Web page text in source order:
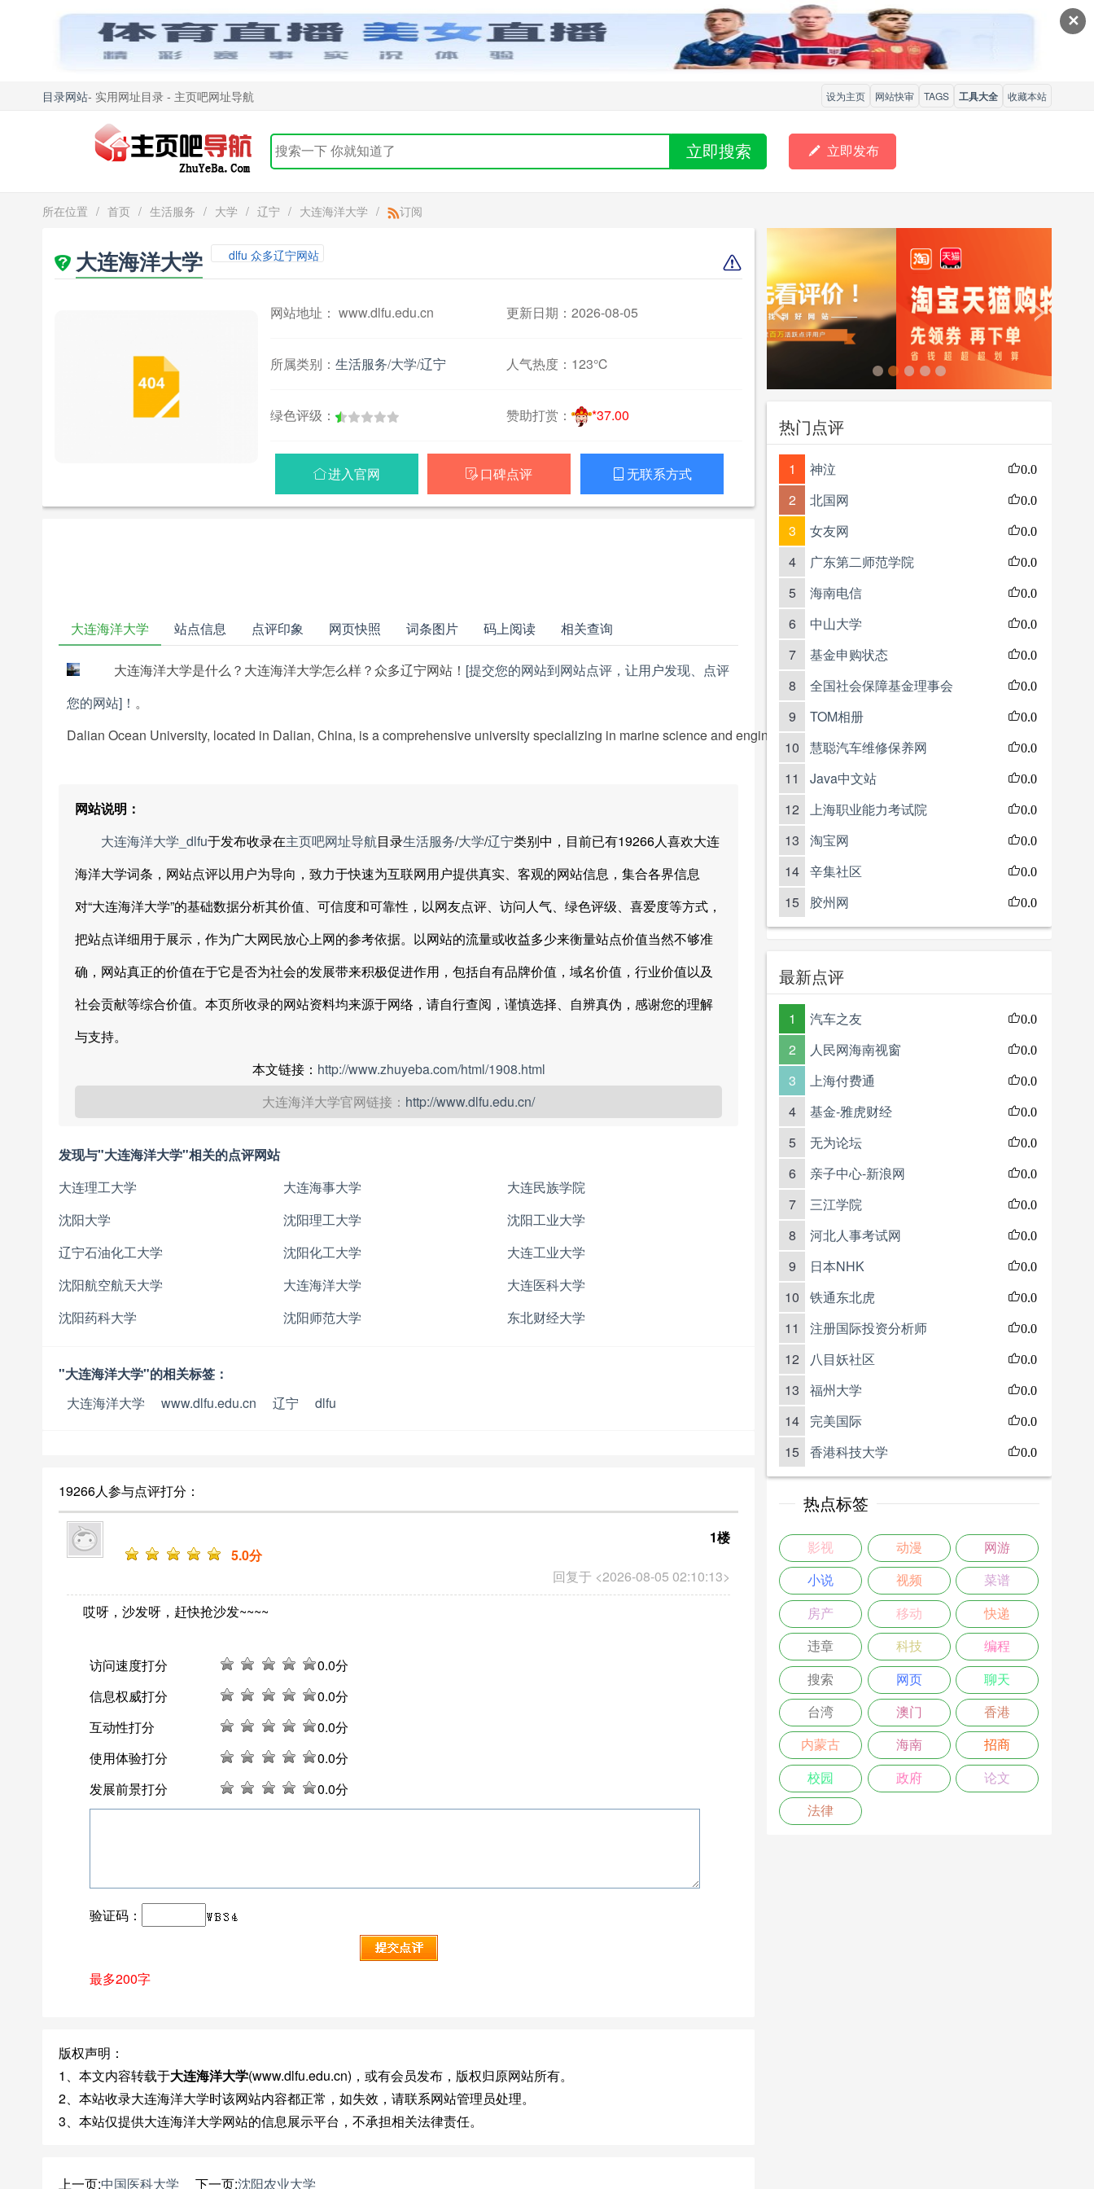
✕
目录网站- 实用网址目录 - 主页吧网址导航 设为主页 网站快审 TAGS 工具大全 收藏本站
立即搜索  立即发布
所在位置 / 首页 / 生活服务 / 大学 / 辽宁 / 大连海洋大学 / 订阅
大连海洋大学 dlfu 众多辽宁网站
网站地址： www.dlfu.edu.cn 更新日期：2026-08-05
所属类别： 生活服务/大学/辽宁 人气热度： 123℃
绿色评级： 赞助打赏： *37.00
进入官网  口碑点评  无联系方式
大连海洋大学 站点信息 点评印象 网页快照 词条图片 码上阅读 相关查询
大连海洋大学是什么？大连海洋大学怎么样？众多辽宁网站！ [提交您的网站到网站点评，让用户发现、点评
您的网站]！ 。
Dalian Ocean University, located in Dalian, China, is a comprehensive university specializing in marine science and engineering. It offers programs in various fields related to
网站说明：
大连海洋大学_dlfu于发布收录在主页吧网址导航目录生活服务/大学/辽宁类别中，目前已有19266人喜欢大连
海洋大学词条，网站点评以用户为导向，致力于快速为互联网用户提供真实、客观的网站信息，集合各界信息
对“大连海洋大学”的基础数据分析其价值、可信度和可靠性，以网友点评、访问人气、绿色评级、喜爱度等方式，
把站点详细用于展示，作为广大网民放心上网的参考依据。以网站的流量或收益多少来衡量站点价值当然不够准
确，网站真正的价值在于它是否为社会的发展带来积极促进作用，包括自有品牌价值，域名价值，行业价值以及
社会贡献等综合价值。本页所收录的网站资料均来源于网络，请自行查阅，谨慎选择、自辨真伪，感谢您的理解
与支持。
本文链接： http://www.zhuyeba.com/html/1908.html
大连海洋大学官网链接： http://www.dlfu.edu.cn/
发现与"大连海洋大学"相关的点评网站
大连理工大学
大连海事大学
大连民族学院
沈阳大学
沈阳理工大学
沈阳工业大学
辽宁石油化工大学
沈阳化工大学
大连工业大学
沈阳航空航天大学
大连海洋大学
大连医科大学
沈阳药科大学
沈阳师范大学 东北财经大学
"大连海洋大学"的相关标签：
大连海洋大学
www.dlfu.edu.cn 辽宁 dlfu
19266人参与点评打分：
回复于 <2026-08-05 02:10:13>
1楼
5.0分
哎呀，沙发呀，赶快抢沙发~~~~
访问速度打分 0.0分
信息权威打分
0.0分
互动性打分
0.0分
使用体验打分
0.0分
发展前景打分
0.0分
验证码：
最多200字
版权声明：
1、本文内容转载于大连海洋大学(www.dlfu.edu.cn)，或有会员发布，版权归原网站所有。
2、本站收录大连海洋大学时该网站内容都正常，如失效，请联系网站管理员处理。
3、本站仅提供大连海洋大学网站的信息展示平台，不承担相关法律责任。
上一页:中国医科大学 下一页:沈阳农业大学
< >
热门点评
1 神泣 0.0
2 北国网 0.0
3 女友网 0.0
4 广东第二师范学院 0.0
5 海南电信 0.0
6 中山大学 0.0
7 基金申购状态 0.0
8 全国社会保障基金理事会 0.0
9 TOM相册 0.0
10 慧聪汽车维修保养网 0.0
11 Java中文站 0.0
12 上海职业能力考试院 0.0
13 淘宝网 0.0
14 辛集社区 0.0
15 胶州网 0.0
最新点评
1 汽车之友 0.0
2 人民网海南视窗 0.0
3 上海付费通 0.0
4 基金-雅虎财经 0.0
5 无为论坛 0.0
6 亲子中心-新浪网 0.0
7 三江学院 0.0
8 河北人事考试网 0.0
9 日本NHK 0.0
10 铁通东北虎 0.0
11 注册国际投资分析师 0.0
12 八目妖社区 0.0
13 福州大学 0.0
14 完美国际 0.0
15 香港科技大学 0.0
热点标签
影视 动漫 网游
小说 视频 菜谱
房产 移动 快递
违章 科技 编程
搜索 网页 聊天
台湾 澳门 香港
内蒙古 海南 招商
校园 政府 论文
法律